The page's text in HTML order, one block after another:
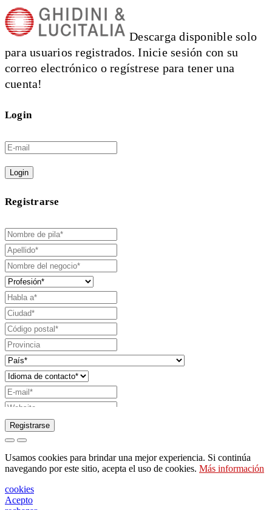
Descarga disponible solo
para usuarios registrados. Inicie sesión con su
correo electrónico o regístrese para tener una
cuenta!
Login
Login
Registrarse
Solicitud de envío de catálogo
Solicite ser contactado por su representante de
ventas
Solicitud de soporte o diseño de iluminación
Registrarse
Usamos cookies para brindar una mejor experiencia. Si continúa
navegando por este sitio, acepta el uso de cookies. Más información
cookies
Acepto